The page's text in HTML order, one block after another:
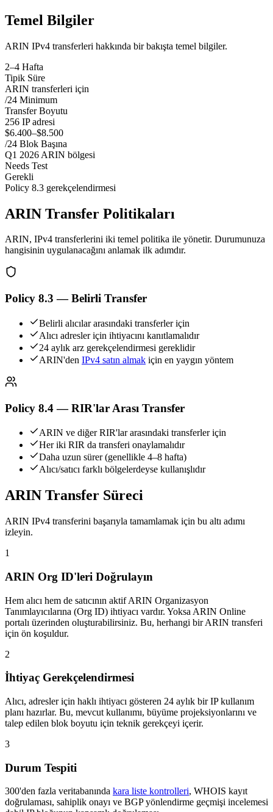
Temel Bilgiler
ARIN IPv4 transferleri hakkında bir bakışta temel bilgiler.
2–4 Hafta
Tipik Süre
ARIN transferleri için
/24 Minimum
Transfer Boyutu
256 IP adresi
$6.400–$8.500
/24 Blok Başına
Q1 2026 ARIN bölgesi
Needs Test
Gerekli
Policy 8.3 gerekçelendirmesi
ARIN Transfer Politikaları
ARIN, IPv4 transferlerini iki temel politika ile yönetir. Durumunuza
hangisinin uygulanacağını anlamak ilk adımdır.
Policy 8.3 — Belirli Transfer
Belirli alıcılar arasındaki transferler için
Alıcı adresler için ihtiyacını kanıtlamalıdır
24 aylık arz gerekçelendirmesi gereklidir
ARIN'den IPv4 satın almak için en yaygın yöntem
Policy 8.4 — RIR'lar Arası Transfer
ARIN ve diğer RIR'lar arasındaki transferler için
Her iki RIR da transferi onaylamalıdır
Daha uzun sürer (genellikle 4–8 hafta)
Alıcı/satıcı farklı bölgelerdeyse kullanışlıdır
ARIN Transfer Süreci
ARIN IPv4 transferini başarıyla tamamlamak için bu altı adımı
izleyin.
1
ARIN Org ID'leri Doğrulayın
Hem alıcı hem de satıcının aktif ARIN Organizasyon
Tanımlayıcılarına (Org ID) ihtiyacı vardır. Yoksa ARIN Online
portalı üzerinden oluşturabilirsiniz. Bu, herhangi bir ARIN transferi
için ön koşuldur.
2
İhtiyaç Gerekçelendirmesi
Alıcı, adresler için haklı ihtiyacı gösteren 24 aylık bir IP kullanım
planı hazırlar. Bu, mevcut kullanımı, büyüme projeksiyonlarını ve
talep edilen blok boyutu için teknik gerekçeyi içerir.
3
Durum Tespiti
300'den fazla veritabanında kara liste kontrolleri, WHOIS kayıt
doğrulaması, sahiplik onayı ve BGP yönlendirme geçmişi incelemesi